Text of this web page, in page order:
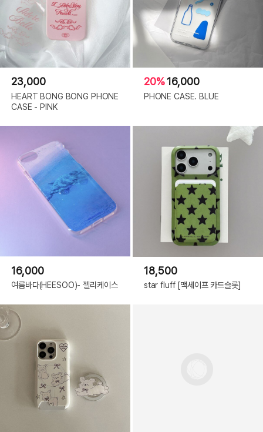
23,000
HEART BONG BONG PHONE
CASE - PINK
20%16,000
PHONE CASE. BLUE
16,000
여름바다(HEESOO)- 젤리케이스
18,500
star fluff [맥세이프 카드슬롯]